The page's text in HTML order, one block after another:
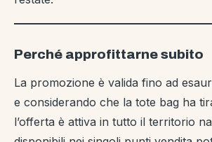
Perché approfittarne subito
La promozione è valida fino ad
e considerando che la tote bag ha
l’offerta è attiva in tutto il territorio